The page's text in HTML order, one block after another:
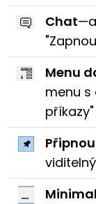
Chat
Menu
menu s